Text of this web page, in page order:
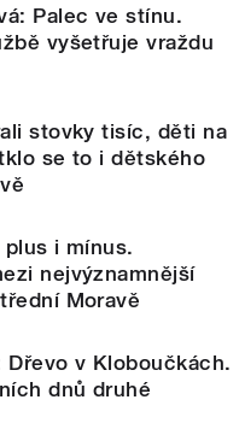
Palec ve stínu.
vyšetřuje vraždu
stovky tisíc, děti na
se to i dětského
i mínus.
nejvýznamnější
Moravě
Dřevo v Kloboučkách.
dnů druhé